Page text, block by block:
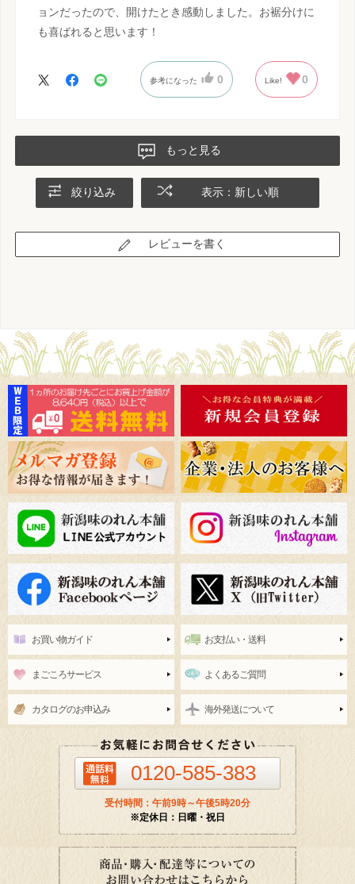
ョンだったので、開けたとき感動しました。お裾分けに
も喜ばれると思います！
参考になった 0 Like! 0
もっと見る
絞り込み 表示：新しい順
レビューを書く
お買い物ガイド お支払い・送料
まごころサービス よくあるご質問
カタログのお申込み 海外発送について
0120-585-383
受付時間：午前9時～午後5時20分
※定休日：日曜・祝日